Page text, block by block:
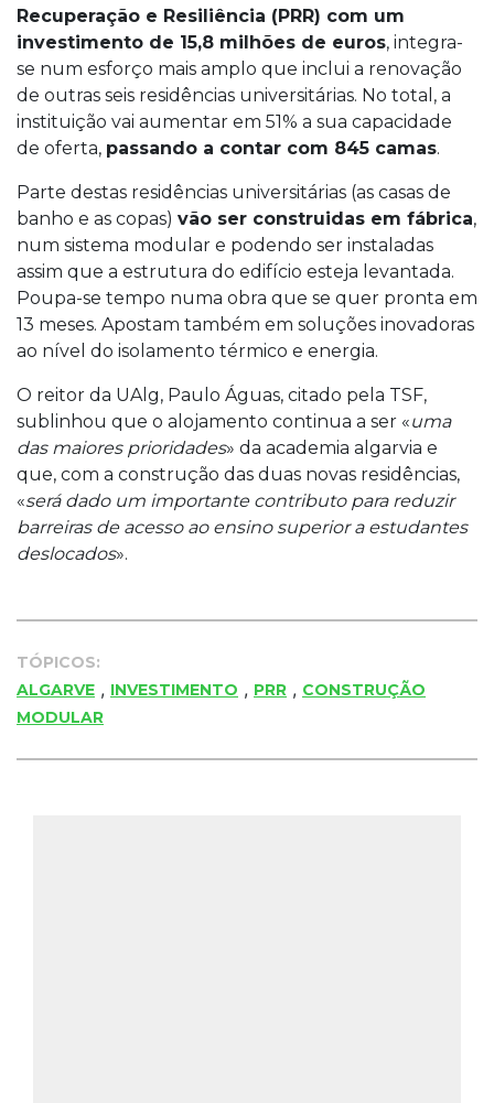
Recuperação e Resiliência (PRR) com um
investimento de 15,8 milhões de euros, integra-
se num esforço mais amplo que inclui a renovação
de outras seis residências universitárias. No total, a
instituição vai aumentar em 51% a sua capacidade
de oferta, passando a contar com 845 camas.
Parte destas residências universitárias (as casas de
banho e as copas) vão ser construidas em fábrica,
num sistema modular e podendo ser instaladas
assim que a estrutura do edifício esteja levantada.
Poupa-se tempo numa obra que se quer pronta em
13 meses. Apostam também em soluções inovadoras
ao nível do isolamento térmico e energia.
O reitor da UAlg, Paulo Águas, citado pela TSF,
sublinhou que o alojamento continua a ser «uma
das maiores prioridades» da academia algarvia e
que, com a construção das duas novas residências,
«será dado um importante contributo para reduzir
barreiras de acesso ao ensino superior a estudantes
deslocados».
TÓPICOS:
ALGARVE , INVESTIMENTO , PRR , CONSTRUÇÃO
MODULAR